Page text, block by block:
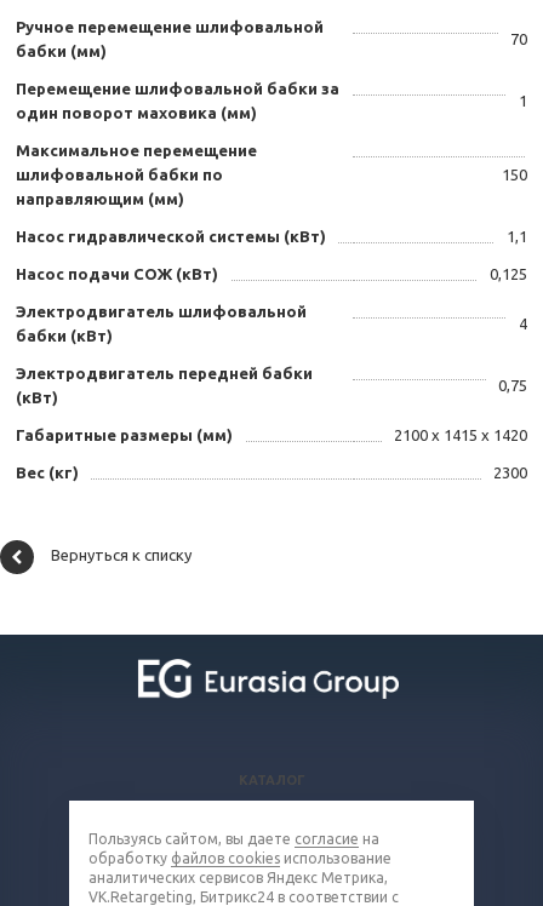
Ручное перемещение шлифовальной
бабки (мм)
70
Перемещение шлифовальной бабки за
один поворот маховика (мм)
1
Максимальное перемещение
шлифовальной бабки по
направляющим (мм)
150
Насос гидравлической системы (кВт) 1,1
Насос подачи СОЖ (кВт) 0,125
Электродвигатель шлифовальной
бабки (кВт)
4
Электродвигатель передней бабки
(кВт)
0,75
Габаритные размеры (мм) 2100 х 1415 х 1420
Вес (кг) 2300
Вернуться к списку
КАТАЛОГ
КОМПАНИЯ
КОНТАКТЫ
Пользуясь сайтом, вы даете согласие на
обработку файлов cookies использование
аналитических сервисов Яндекс Метрика,
VK.Retargeting, Битрикс24 в соответствии с